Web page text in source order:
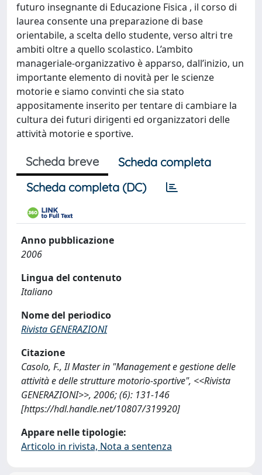
futuro insegnante di Educazione Fisica , il corso di
laurea consente una preparazione di base
orientabile, a scelta dello studente, verso altri tre
ambiti oltre a quello scolastico. L’ambito
manageriale-organizzativo è apparso, dall’inizio, un
importante elemento di novità per le scienze
motorie e siamo convinti che sia stato
appositamente inserito per tentare di cambiare la
cultura dei futuri dirigenti ed organizzatori delle
attività motorie e sportive.
Scheda breve
Scheda completa
Scheda completa (DC)
Anno pubblicazione
2006
Lingua del contenuto
Italiano
Nome del periodico
Rivista GENERAZIONI
Citazione
Casolo, F., Il Master in "Management e gestione delle
attività e delle strutture motorio-sportive", <<Rivista
GENERAZIONI>>, 2006; (6): 131-146
[https://hdl.handle.net/10807/319920]
Appare nelle tipologie:
Articolo in rivista, Nota a sentenza